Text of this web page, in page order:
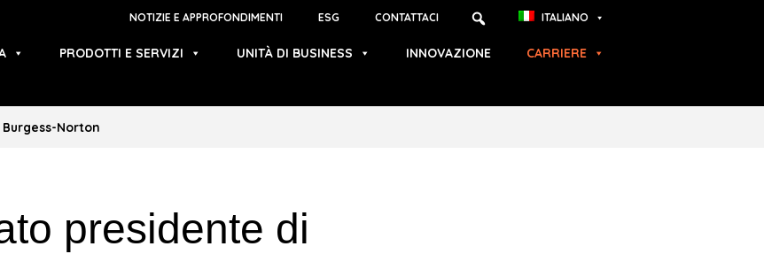
NOTIZIE E APPROFONDIMENTI ESG CONTATTACI ITALIANO
PRODOTTI E SERVIZI UNITÀ DI BUSINESS INNOVAZIONE CARRIERE
Norton
presidente di